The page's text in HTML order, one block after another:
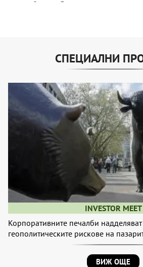
СПЕЦИАЛНИ
INVESTOR MEET
Корпоративните печалби
геополитическите рискове на
ВИЖ ОЩЕ